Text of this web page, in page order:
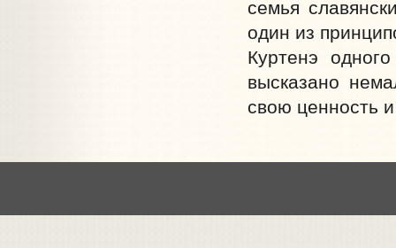
семья
один из
Куртенэ
высказано
свою ценность